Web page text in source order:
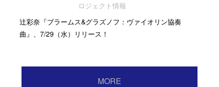
ロジェクト情報
辻彩奈『ブラームス&グラズノフ：ヴァイオリン協奏
曲』、7/29（水）リリース！
MORE